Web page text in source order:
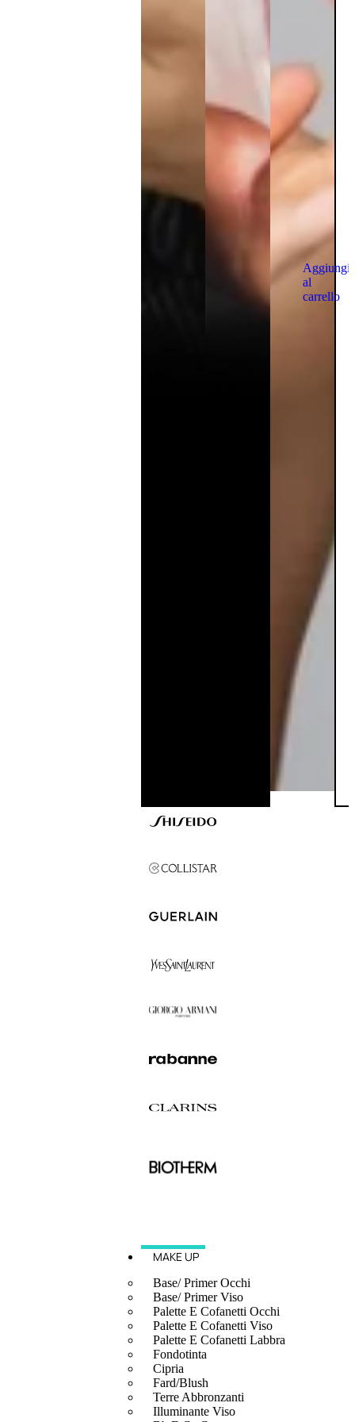
Aggiungi
al
carrello
MAKE UP
Base/ Primer Occhi
Base/ Primer Viso
Palette E Cofanetti Occhi
Palette E Cofanetti Viso
Palette E Cofanetti Labbra
Fondotinta
Cipria
Fard/Blush
Terre Abbronzanti
Illuminante Viso